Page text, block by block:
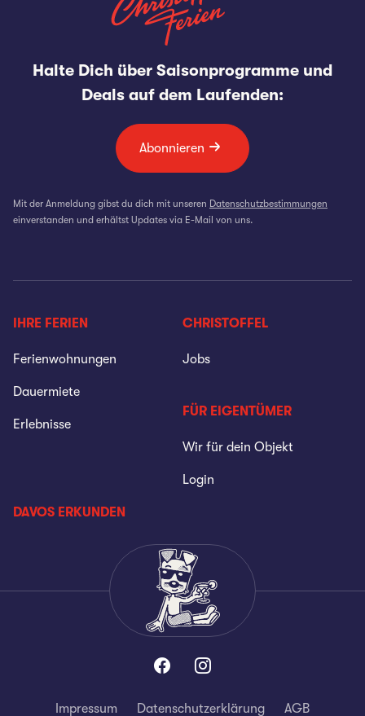
Halte Dich über Saisonprogramme und
Deals auf dem Laufenden:
Abonnieren
Mit der Anmeldung gibst du dich mit unseren Datenschutzbestimmungen
einverstanden und erhältst Updates via E-Mail von uns.
IHRE FERIEN
Ferienwohnungen
Dauermiete
Erlebnisse
CHRISTOFFEL
Jobs
FÜR EIGENTÜMER
Wir für dein Objekt
Login
DAVOS ERKUNDEN
Impressum Datenschutzerklärung AGB